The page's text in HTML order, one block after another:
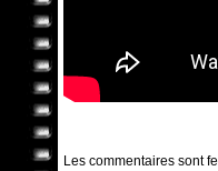
Les commentaires sont